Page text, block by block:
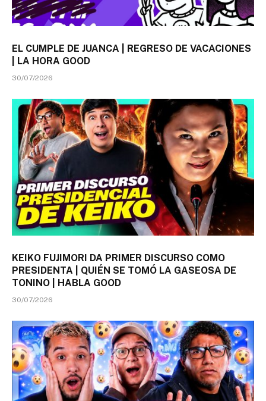
EL CUMPLE DE JUANCA | REGRESO DE VACACIONES
| LA HORA GOOD
30/07/2026
KEIKO FUJIMORI DA PRIMER DISCURSO COMO
PRESIDENTA | QUIÉN SE TOMÓ LA GASEOSA DE
TONINO | HABLA GOOD
30/07/2026